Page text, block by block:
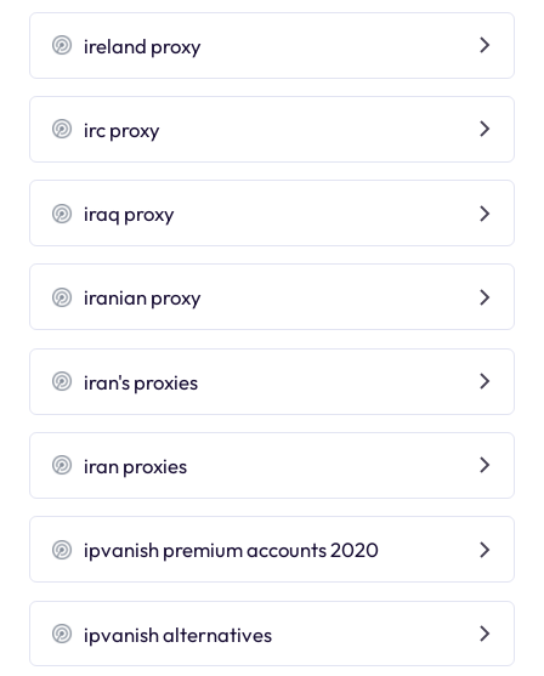
ireland proxy
irc proxy
iraq proxy
iranian proxy
iran's proxies
iran proxies
ipvanish premium accounts 2020
ipvanish alternatives